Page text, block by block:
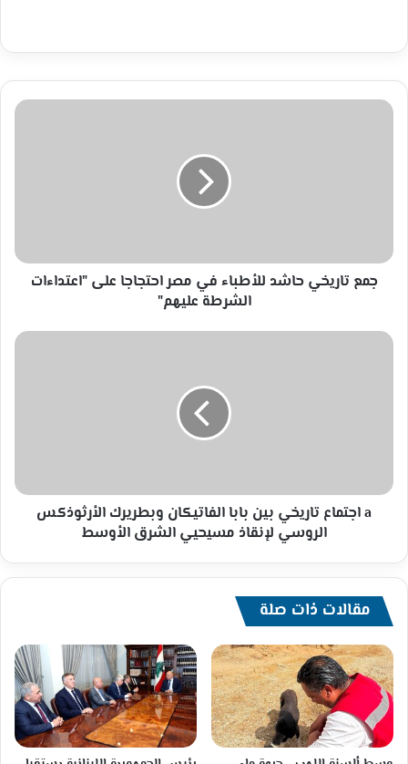
جمع
"اعتداءات
الشرطة
جمع تاريخي حاشد للأطباء في مصر احتجاجا على "اعتداءات
الشرطة عليهم"
a
الروسي
لإنقاذ
الأوسط
a اجتماع تاريخي بين بابا الفاتيكان وبطريرك الأرثوذكس
الروسي لإنقاذ مسيحيي الشرق الأوسط
مقالات ذات صلة